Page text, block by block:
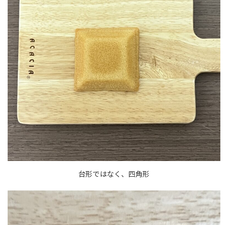
台形ではなく、四角形